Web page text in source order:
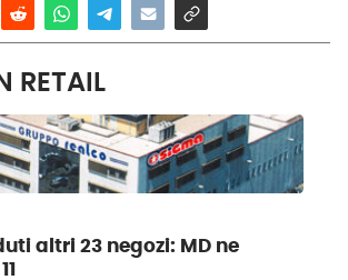
RETAIL
altri 23 negozi: MD ne